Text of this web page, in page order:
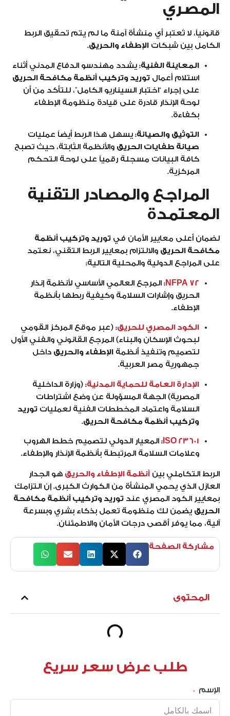
المصري
قانونياً، لا تُعتبر أي منشأة آمنة ما لم يتم تحقيق الربط
الكامل بين شبكات الإطفاء والحريق.
المعاينة الفنية: يشدد مهندسو الدفاع المدني أثناء
استلام أعمال توريد وتركيب أنظمة مكافحة الحريق
على إجراء “اختبار السيناريو الكامل”، للتأكد من أن
لوحة الإنذار قادرة على قيادة منظومة الإطفاء
بكفاءة.
التوثيق والصيانة: يسهل هذا الربط أيضاً عمليات
صيانة طفايات الحريق والأنظمة الثابتة، حيث تصبح
كافة البيانات مسجلة رقمياً على لوحة التحكم
المركزية.
المراجع والمصادر التقنية
المعتمدة
لضمان أعلى معايير الأمان في توريد وتركيب أنظمة
مكافحة الحريق والالتزام بمعايير الربط التقني، نعتمد
على المراجع الدولية والمحلية التالية:
NFPA 72
: المرجع العالمي الأساسي لأنظمة إنذار
الحريق وإشارات السلامة وكيفية ربطها بأنظمة
الإطفاء.
الكود المصري للحريق: (عبر موقع المركز القومي
لبحوث الإسكان والبناء) المرجع القانوني والفني الأول
لتصميم وتنفيذ أنظمة الإطفاء والحريق داخل
جمهورية مصر العربية.
الإدارة العامة للحماية المدنية: (وزارة الداخلية
المصرية) الجهة المسؤولة عن وضع اشتراطات
السلامة واعتماد المخططات الفنية لعمليات توريد
وتركيب أنظمة مكافحة الحريق.
ISO 23601
: المعيار الدولي لتصميم خطط الهروب
وعلامات السلامة المرتبطة بأنظمة الإنذار والإطفاء.
الربط التكاملي بين أنظمة الإطفاء والحريق هو الجدار
العازل الذي يحمي المنشأة من الكوارث الكبرى. إن التزامك
بمعايير الكود المصري عند توريد وتركيب أنظمة مكافحة
الحريق يضمن لك منظومة تعمل بذكاء بشري وبسرعة
آلية، مما يوفر أقصى درجات الأمان والاطمئنان.
مشاركة الصفحة
المحتوى
طلب عرض سعر سريع
الإسم